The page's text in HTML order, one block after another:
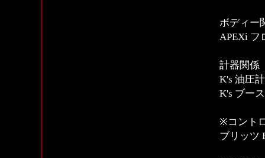
ボディー
APEXi フ
計器関係
K's 油圧計
K's ブー
※コント
ブリッツ